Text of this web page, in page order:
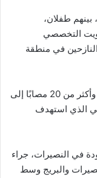
الفلسطينية بأن 5 شهداء، بينهم طفلان،
التخصصي
في منطقة
كما وصل أكثر من 15 شهيدًا، بينهم 5 أطفال، وأكثر من 20 مصابًا إلى
الذي استهدف
في النصيرات، جراء
والبريج وسط